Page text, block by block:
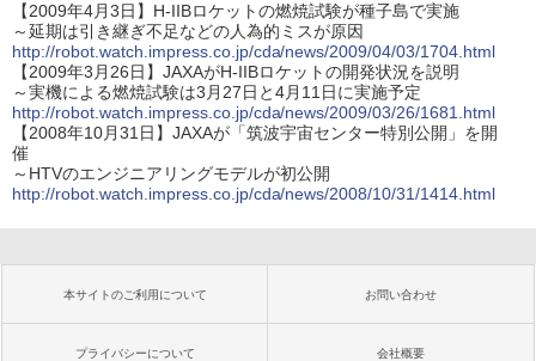
【2009年4月3日】H-IIBロケットの燃焼試験が種子島で実施
～延期は引き継ぎ不足などの人為的ミスが原因
http://robot.watch.impress.co.jp/cda/news/2009/04/03/1704.html
【2009年3月26日】JAXAがH-IIBロケットの開発状況を説明
～実機による燃焼試験は3月27日と4月11日に実施予定
http://robot.watch.impress.co.jp/cda/news/2009/03/26/1681.html
【2008年10月31日】JAXAが「筑波宇宙センター特別公開」を開
催
～HTVのエンジニアリングモデルが初公開
http://robot.watch.impress.co.jp/cda/news/2008/10/31/1414.html
本サイトのご利用について お問い合わせ
プライバシーについて 会社概要